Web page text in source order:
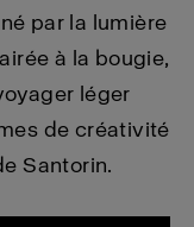
par la lumière
à la bougie,
léger
de créativité
Santorin.